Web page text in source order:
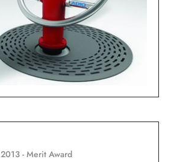
2013 - Merit Award